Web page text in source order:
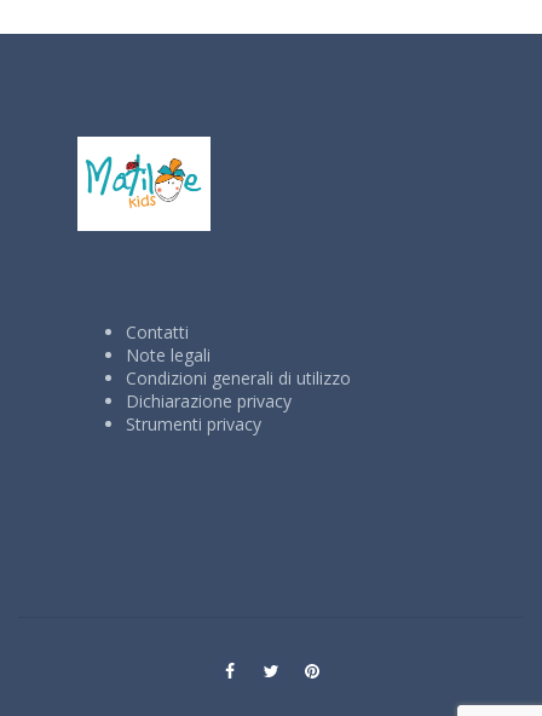
Contatti
Note legali
Condizioni generali di utilizzo
Dichiarazione privacy
Strumenti privacy